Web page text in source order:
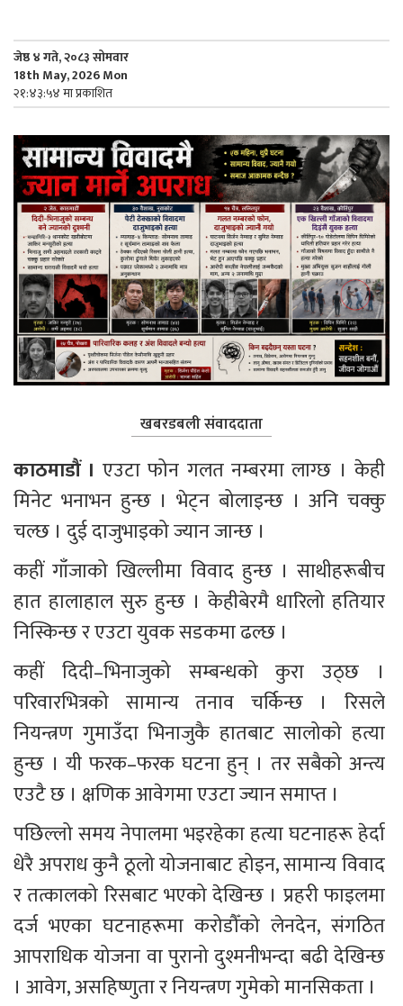
जेष्ठ ४ गते, २०८३ सोमवार
18th May, 2026 Mon
२१:४३:५४ मा प्रकाशित
खबरडबली संवाददाता
काठमाडौं । एउटा फोन गलत नम्बरमा लाग्छ । केही
मिनेट भनाभन हुन्छ । भेट्न बोलाइन्छ । अनि चक्कु
चल्छ । दुई दाजुभाइको ज्यान जान्छ ।
कहीं गाँजाको खिल्लीमा विवाद हुन्छ । साथीहरूबीच
हात हालाहाल सुरु हुन्छ । केहीबेरमै धारिलो हतियार
निस्किन्छ र एउटा युवक सडकमा ढल्छ ।
कहीं दिदी–भिनाजुको सम्बन्धको कुरा उठ्छ ।
परिवारभित्रको सामान्य तनाव चर्किन्छ । रिसले
नियन्त्रण गुमाउँदा भिनाजुकै हातबाट सालोको हत्या
हुन्छ । यी फरक–फरक घटना हुन् । तर सबैको अन्त्य
एउटै छ । क्षणिक आवेगमा एउटा ज्यान समाप्त ।
पछिल्लो समय नेपालमा भइरहेका हत्या घटनाहरू हेर्दा
धेरै अपराध कुनै ठूलो योजनाबाट होइन, सामान्य विवाद
र तत्कालको रिसबाट भएको देखिन्छ । प्रहरी फाइलमा
दर्ज भएका घटनाहरूमा करोडौँको लेनदेन, संगठित
आपराधिक योजना वा पुरानो दुश्मनीभन्दा बढी देखिन्छ
। आवेग, असहिष्णुता र नियन्त्रण गुमेको मानसिकता ।